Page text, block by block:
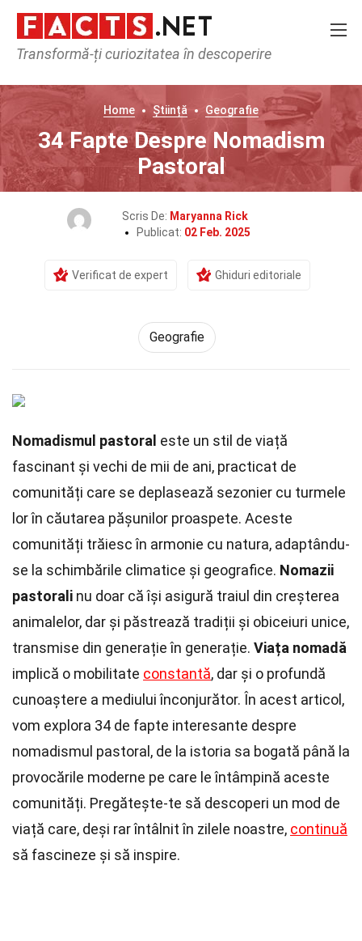
Transformă-ți curiozitatea în descoperire
Home Știință Geografie
34 Fapte Despre Nomadism
Pastoral
Scris De: Maryanna Rick
Publicat: 02 Feb. 2025
Verificat de expert Ghiduri editoriale
Geografie
Nomadismul pastoral este un stil de viață
fascinant și vechi de mii de ani, practicat de
comunități care se deplasează sezonier cu turmele
lor în căutarea pășunilor proaspete. Aceste
comunități trăiesc în armonie cu natura, adaptându-
se la schimbările climatice și geografice. Nomazii
pastorali nu doar că își asigură traiul din creșterea
animalelor, dar și păstrează tradiții și obiceiuri unice,
transmise din generație în generație. Viața nomadă
implică o mobilitate constantă, dar și o profundă
cunoaștere a mediului înconjurător. În acest articol,
vom explora 34 de fapte interesante despre
nomadismul pastoral, de la istoria sa bogată până la
provocările moderne pe care le întâmpină aceste
comunități. Pregătește-te să descoperi un mod de
viață care, deși rar întâlnit în zilele noastre, continuă
să fascineze și să inspire.